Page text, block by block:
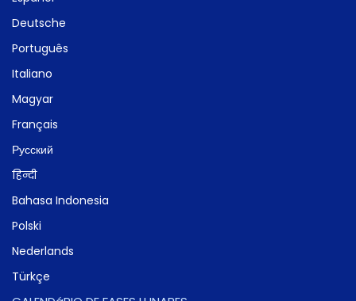
Deutsche
Português
Italiano
Magyar
Français
Русский
हिन्दी
Bahasa Indonesia
Polski
Nederlands
Türkçe